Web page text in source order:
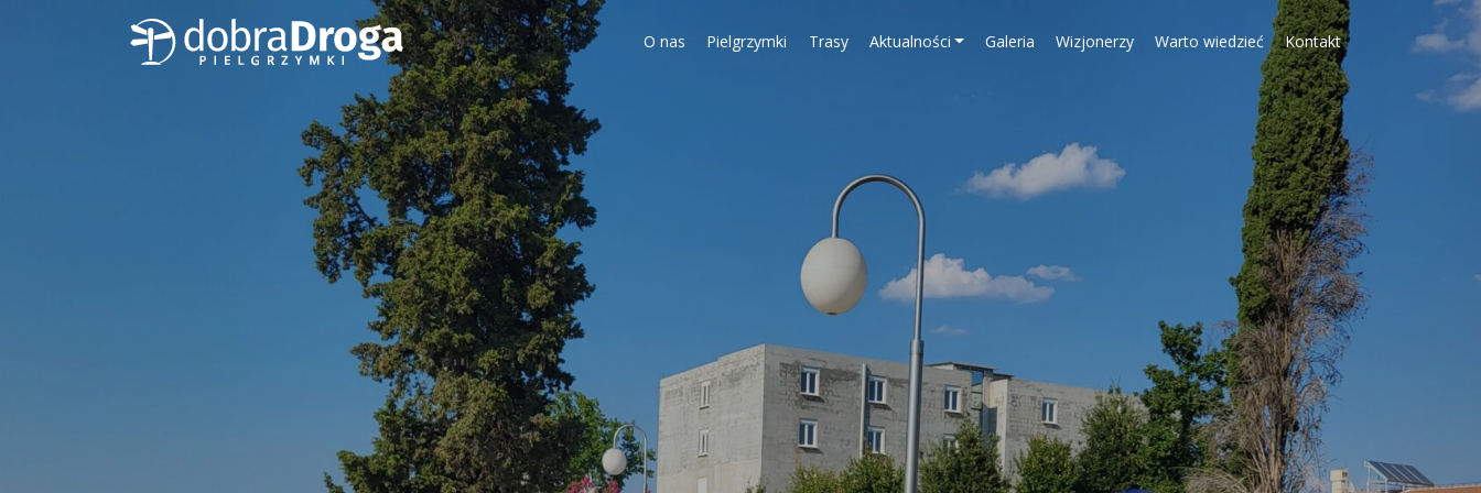
O nas Pielgrzymki Trasy Aktualności Galeria Wizjonerzy Warto wiedzieć Kontakt